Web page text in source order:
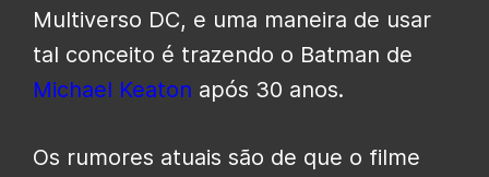
Multiverso DC, e uma maneira de usar
tal conceito é trazendo o Batman de
Michael Keaton após 30 anos.
Os rumores atuais são de que o filme